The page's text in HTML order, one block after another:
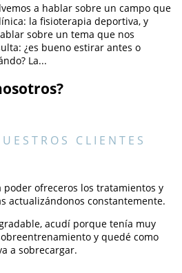
a hablar sobre un campo que
la fisioterapia deportiva, y
sobre un tema que nos
¿es bueno estirar antes o
La...
CLIENTES
ofreceros los tratamientos y
actualizándonos constantemente.
acudí porque tenía muy
y quedé como
a sobrecargar.